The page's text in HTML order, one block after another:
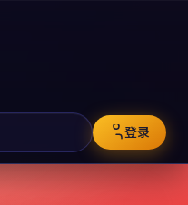
登录